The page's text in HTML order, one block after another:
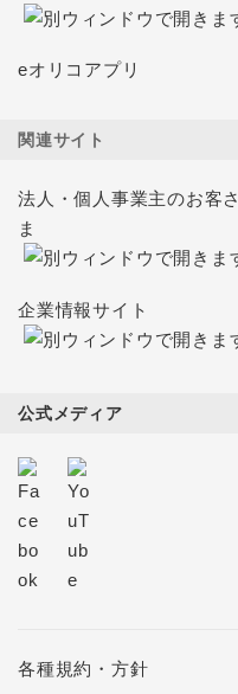
eオリコアプリ
関連サイト
法人・個人事業主のお客さ
ま
企業情報サイト
公式メディア
各種規約・方針